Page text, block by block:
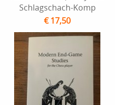
Schlagschach-Komp
€ 17,50